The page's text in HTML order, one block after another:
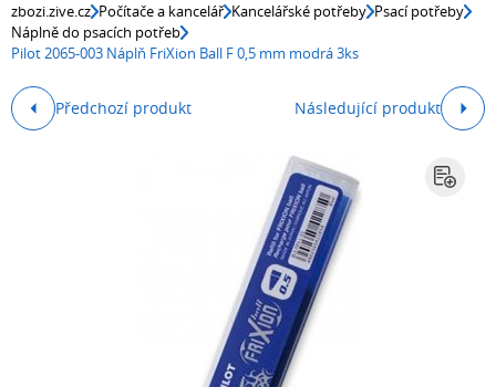
zbozi.zive.cz Počítače a kancelář Kancelářské potřeby Psací potřeby
Náplně do psacích potřeb
Pilot 2065-003 Náplň FriXion Ball F 0,5 mm modrá 3ks
Předchozí produkt Následující produkt